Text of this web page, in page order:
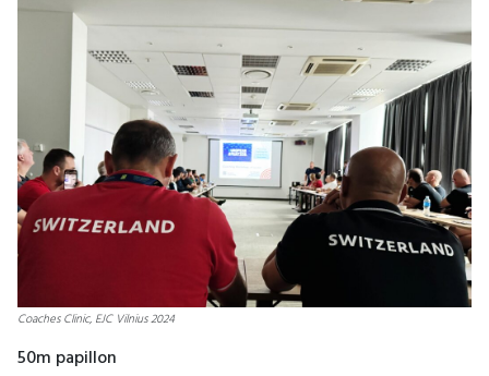
Coaches Clinic, EJC Vilnius 2024
50m papillon